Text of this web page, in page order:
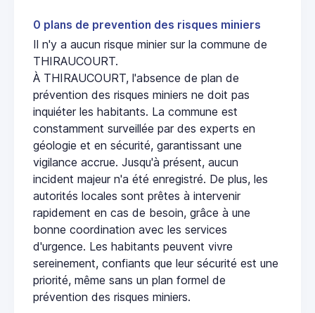
0 plans de prevention des risques miniers
Il n'y a aucun risque minier sur la commune de
THIRAUCOURT.
À THIRAUCOURT, l'absence de plan de
prévention des risques miniers ne doit pas
inquiéter les habitants. La commune est
constamment surveillée par des experts en
géologie et en sécurité, garantissant une
vigilance accrue. Jusqu'à présent, aucun
incident majeur n'a été enregistré. De plus, les
autorités locales sont prêtes à intervenir
rapidement en cas de besoin, grâce à une
bonne coordination avec les services
d'urgence. Les habitants peuvent vivre
sereinement, confiants que leur sécurité est une
priorité, même sans un plan formel de
prévention des risques miniers.